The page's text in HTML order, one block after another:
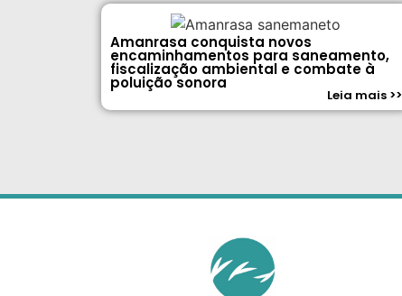
Amanrasa conquista novos
encaminhamentos para saneamento,
fiscalização ambiental e combate à
poluição sonora
Leia mais >>